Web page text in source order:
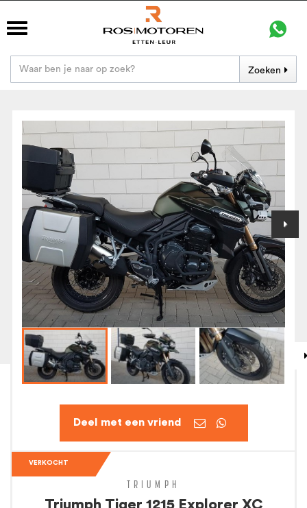
Zoeken
 
VERKOCHT
TRIUMPH
Triumph Tiger 1215 Explorer XC